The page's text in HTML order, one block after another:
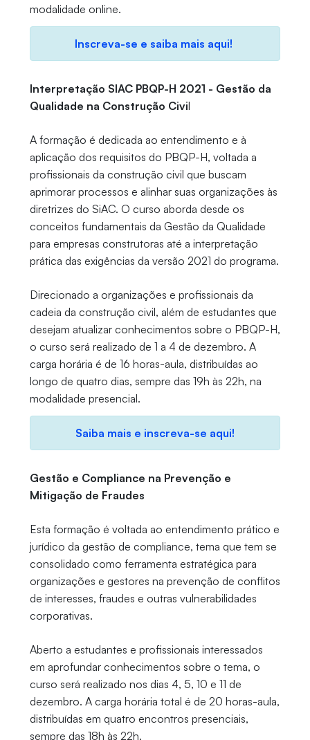
modalidade online.
Inscreva-se e saiba mais aqui!
Interpretação SIAC PBQP-H 2021 - Gestão da
Qualidade na Construção Civil
A formação é dedicada ao entendimento e à
aplicação dos requisitos do PBQP-H, voltada a
profissionais da construção civil que buscam
aprimorar processos e alinhar suas organizações às
diretrizes do SiAC. O curso aborda desde os
conceitos fundamentais da Gestão da Qualidade
para empresas construtoras até a interpretação
prática das exigências da versão 2021 do programa.
Direcionado a organizações e profissionais da
cadeia da construção civil, além de estudantes que
desejam atualizar conhecimentos sobre o PBQP-H,
o curso será realizado de 1 a 4 de dezembro. A
carga horária é de 16 horas-aula, distribuídas ao
longo de quatro dias, sempre das 19h às 22h, na
modalidade presencial.
Saiba mais e inscreva-se aqui!
Gestão e Compliance na Prevenção e
Mitigação de Fraudes
Esta formação é voltada ao entendimento prático e
jurídico da gestão de compliance, tema que tem se
consolidado como ferramenta estratégica para
organizações e gestores na prevenção de conflitos
de interesses, fraudes e outras vulnerabilidades
corporativas.
Aberto a estudantes e profissionais interessados
em aprofundar conhecimentos sobre o tema, o
curso será realizado nos dias 4, 5, 10 e 11 de
dezembro. A carga horária total é de 20 horas-aula,
distribuídas em quatro encontros presenciais,
sempre das 18h às 22h.